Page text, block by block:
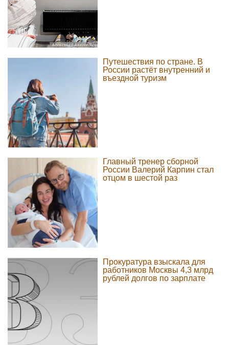
Путешествия по стране. В
России растёт внутренний и
въездной туризм
Главный тренер сборной
России Валерий Карпин стал
отцом в шестой раз
Прокуратура взыскала для
работников Москвы 4,3 млрд
рублей долгов по зарплате